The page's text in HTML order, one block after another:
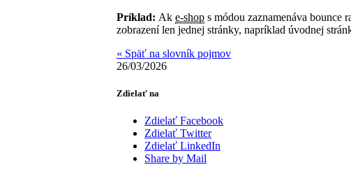
Príklad: Ak e-shop s módou zaznamenáva bounce
zobrazení len jednej stránky, napríklad úvodnej
« Späť na slovník pojmov
26/03/2026
Zdielať na
Zdielať Facebook
Zdielať Twitter
Zdielať LinkedIn
Share by Mail